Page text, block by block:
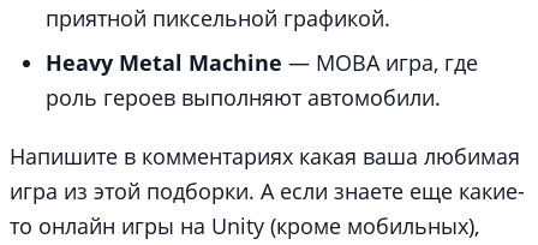
приятной пиксельной графикой.
Heavy Metal Machine — MOBA игра, где
роль героев выполняют автомобили.
Напишите в комментариях какая ваша любимая
игра из этой подборки. А если знаете еще какие-
то онлайн игры на Unity (кроме мобильных),